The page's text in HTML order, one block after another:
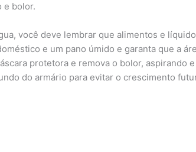
e bolor.
você deve lembrar que alimentos e
e um pano úmido e garanta que a
protetora e remova o bolor, aspirando
do armário para evitar o crescimento